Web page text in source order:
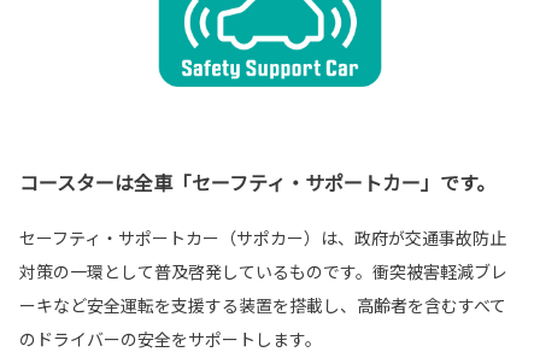
コースターは全車「セーフティ・サポートカー」です。
セーフティ・サポートカー（サポカー）は、政府が交通事故防止
対策の一環として普及啓発しているものです。衝突被害軽減ブレ
ーキなど安全運転を支援する装置を搭載し、高齢者を含むすべて
のドライバーの安全をサポートします。